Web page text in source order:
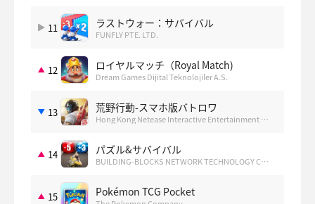
11 ラストウォー：サバイバル
FUNFLY PTE. LTD.
12 ロイヤルマッチ（Royal Match)
Dream Games Dijital Teknolojiler A.S.
13 荒野行動-スマホ版バトロワ
Hong Kong Netease Interactive Entertainment Limited
14 パズル&サバイバル
BUILDING-BLOCKS NETWORK TECHNOLOGY CO.,LIMITED
15 Pokémon TCG Pocket